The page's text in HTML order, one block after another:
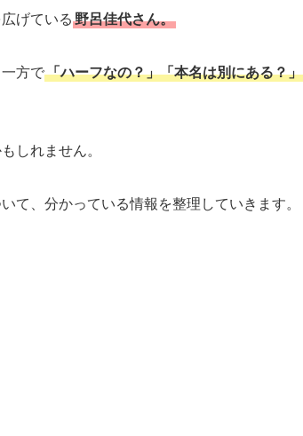
げている 野呂佳代さん。
方で「ハーフなの？」「本名は別にある？」
しれません。
て、分かっている情報を整理していきます。